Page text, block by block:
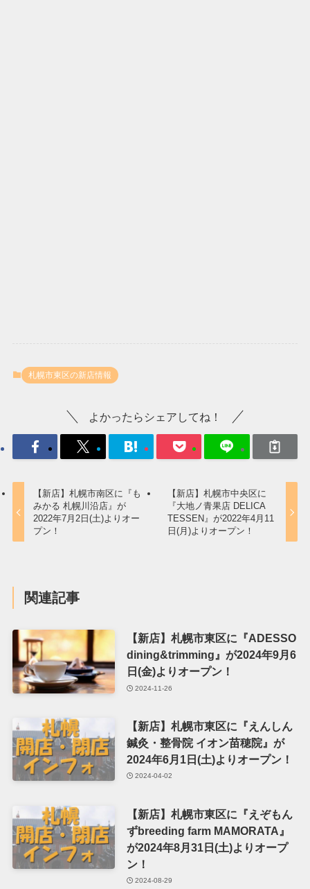
札幌市東区の新店情報
よかったらシェアしてね！
【新店】札幌市南区に『も
みかる 札幌川沿店』が
2022年7月2日(土)よりオー
プン！
【新店】札幌市中央区に
『大地ノ青果店 DELICA
TESSEN』が2022年4月11
日(月)よりオープン！
関連記事
【新店】札幌市東区に『ADESSO
dining&trimming』が2024年9月6
日(金)よりオープン！
2024-11-26
【新店】札幌市東区に『えんしん
鍼灸・整骨院 イオン苗穂院』が
2024年6月1日(土)よりオープン！
2024-04-02
【新店】札幌市東区に『えぞもん
ずbreeding farm MAMORATA』
が2024年8月31日(土)よりオープ
ン！
2024-08-29